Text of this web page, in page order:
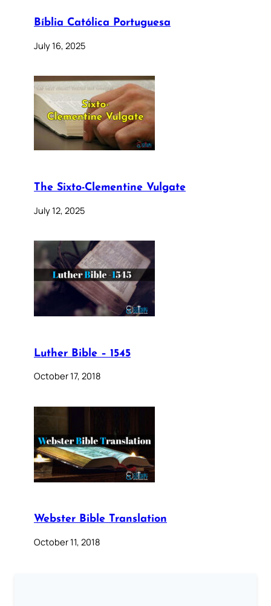
Bíblia Católica Portuguesa
July 16, 2025
The Sixto-Clementine Vulgate
July 12, 2025
Luther Bible – 1545
October 17, 2018
Webster Bible Translation
October 11, 2018